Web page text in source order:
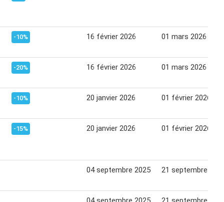
-10% 16 février 2026 01 mars 2026
-20% 16 février 2026 01 mars 2026
-10% 20 janvier 2026 01 février 2026
-15% 20 janvier 2026 01 février 2026
04 septembre 2025 21 septembre